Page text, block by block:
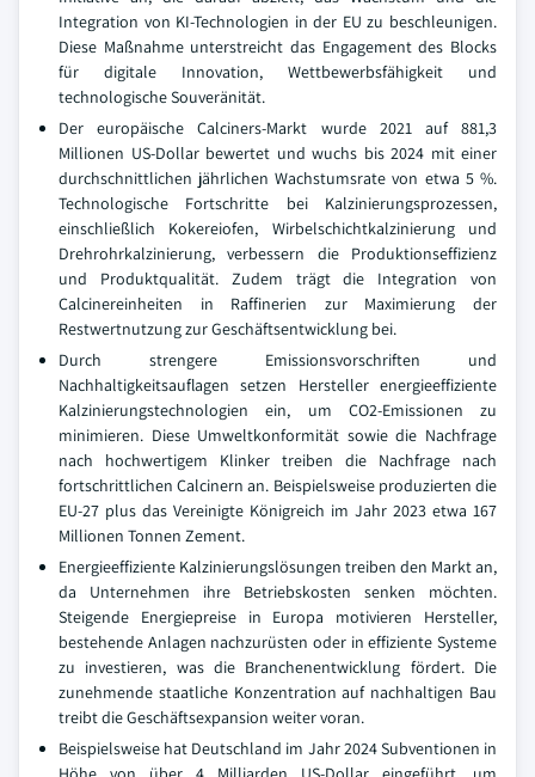
Integration von KI-Technologien in der EU zu beschleunigen.
Diese Maßnahme unterstreicht das Engagement des Blocks
für digitale Innovation, Wettbewerbsfähigkeit und
technologische Souveränität.
Der europäische Calciners-Markt wurde 2021 auf 881,3
Millionen US-Dollar bewertet und wuchs bis 2024 mit einer
durchschnittlichen jährlichen Wachstumsrate von etwa 5 %.
Technologische Fortschritte bei Kalzinierungsprozessen,
einschließlich Kokereiofen, Wirbelschichtkalzinierung und
Drehrohrkalzinierung, verbessern die Produktionseffizienz
und Produktqualität. Zudem trägt die Integration von
Calcinereinheiten in Raffinerien zur Maximierung der
Restwertnutzung zur Geschäftsentwicklung bei.
Durch strengere Emissionsvorschriften und
Nachhaltigkeitsauflagen setzen Hersteller energieeffiziente
Kalzinierungstechnologien ein, um CO2-Emissionen zu
minimieren. Diese Umweltkonformität sowie die Nachfrage
nach hochwertigem Klinker treiben die Nachfrage nach
fortschrittlichen Calcinern an. Beispielsweise produzierten die
EU-27 plus das Vereinigte Königreich im Jahr 2023 etwa 167
Millionen Tonnen Zement.
Energieeffiziente Kalzinierungslösungen treiben den Markt an,
da Unternehmen ihre Betriebskosten senken möchten.
Steigende Energiepreise in Europa motivieren Hersteller,
bestehende Anlagen nachzurüsten oder in effiziente Systeme
zu investieren, was die Branchenentwicklung fördert. Die
zunehmende staatliche Konzentration auf nachhaltigen Bau
treibt die Geschäftsexpansion weiter voran.
Beispielsweise hat Deutschland im Jahr 2024 Subventionen in